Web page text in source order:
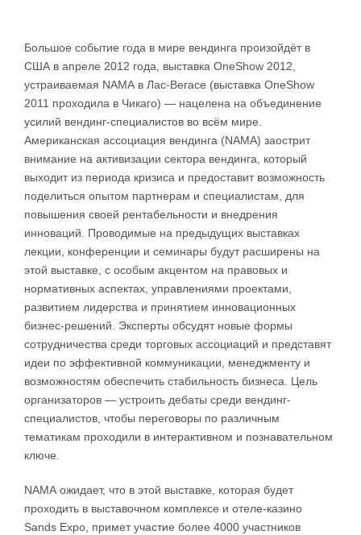
Большое событие года в мире вендинга произойдёт в
США в апреле 2012 года, выставка OneShow 2012,
устраиваемая NАМА в Лас-Вегасе (выставка OneShow
2011 проходила в Чикаго) — нацелена на объединение
усилий вендинг-специалистов во всём мире.
Американская ассоциация вендинга (NAMA) заострит
внимание ​​на активизации сектора вендинга, который
выходит из периода кризиса и предоставит возможность
поделиться опытом партнерам и специалистам, для
повышения своей рентабельности и внедрения
инноваций. Проводимые на предыдущих выставках
лекции, конференции и семинары будут расширены на
этой выставке, с особым акцентом на правовых и
нормативных аспектах, управлениями проектами,
развитием лидерства и принятием инновационных
бизнес-решений. Эксперты обсудят новые формы
сотрудничества среди торговых ассоциаций и представят
идеи по эффективной коммуникации, менеджменту и
возможностям обеспечить стабильность бизнеса. Цель
организаторов — устроить дебаты среди вендинг-
специалистов, чтобы переговоры по различным
тематикам проходили в интерактивном и познавательном
ключе.
NАМА ожидает, что в этой выставке, которая будет
проходить в выставочном комплексе и отеле-казино
Sands Expo, примет участие более 4000 участников